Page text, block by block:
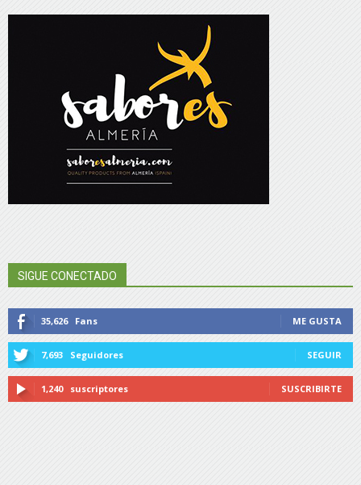
SIGUE CONECTADO
35,626 Fans ME GUSTA
7,693 Seguidores SEGUIR
1,240 suscriptores SUSCRIBIRTE